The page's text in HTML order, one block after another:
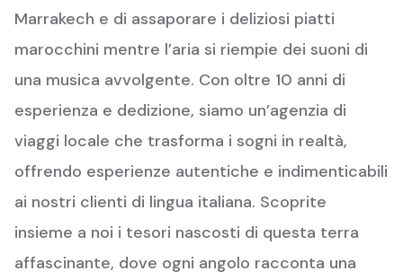
Marrakech e di assaporare i deliziosi piatti
marocchini mentre l’aria si riempie dei suoni di
una musica avvolgente. Con oltre 10 anni di
esperienza e dedizione, siamo un’agenzia di
viaggi locale che trasforma i sogni in realtà,
offrendo esperienze autentiche e indimenticabili
ai nostri clienti di lingua italiana. Scoprite
insieme a noi i tesori nascosti di questa terra
affascinante, dove ogni angolo racconta una